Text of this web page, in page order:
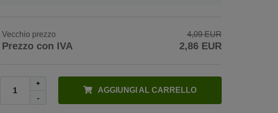
Vecchio prezzo 4,09 EUR
Prezzo con IVA 2,86 EUR
+
-
AGGIUNGI AL CARRELLO